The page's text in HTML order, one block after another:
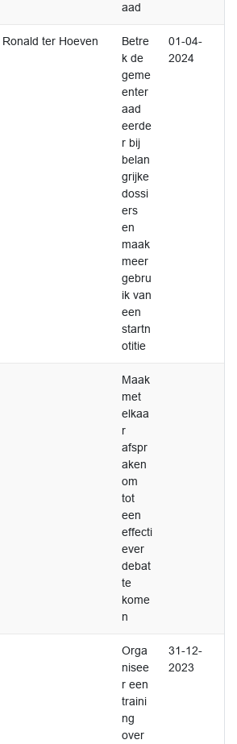
aad
Ronald ter Hoeven
Betre
k de
geme
enter
aad
eerde
r bij
belan
grijke
dossi
ers
en
maak
meer
gebru
ik van
een
startn
otitie
01-04-
2024
Maak
met
elkaa
r
afspr
aken
om
tot
een
effecti
ever
debat
te
kome
n
Orga
nisee
r een
traini
ng
over
31-12-
2023